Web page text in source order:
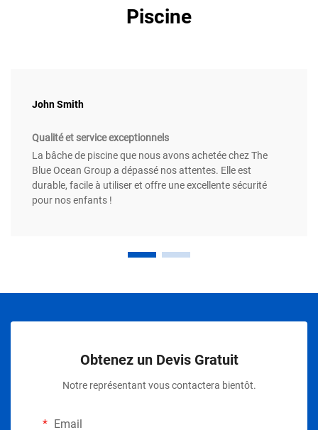
Piscine
John Smith
Qualité et service exceptionnels
La bâche de piscine que nous avons achetée chez The
Blue Ocean Group a dépassé nos attentes. Elle est
durable, facile à utiliser et offre une excellente sécurité
pour nos enfants !
Obtenez un Devis Gratuit
Notre représentant vous contactera bientôt.
Email